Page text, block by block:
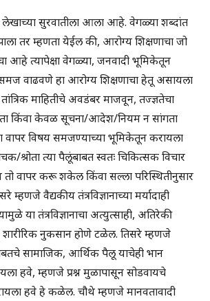
लेखाच्या सुरवातीला आला आहे. वेगळ्या शब्दांत
तर म्हणता येईल की, आरोग्य शिक्षणाचा जो
आहे त्यापेक्षा वेगळ्या, जनवादी भूमिकेतून
समज वाढवणे हा आरोग्य शिक्षणाचा हेतू असायला
माहितीचे अवडंबर माजवून, तज्ज्ञतेचा
किंवा केवळ सूचना/आदेश/नियम न सांगता
वापर विषय समजण्याच्या भूमिकेतून करायला
श्रोता त्या पैलूंबाबत स्वतः चिकित्सक विचार
वापर करू शकेल किंवा सल्ला परिस्थितीनुसार
वैद्यकीय तंत्रविज्ञानाच्या मर्यादाही
या तंत्रविज्ञानाचा अत्युत्साही, अतिरेकी
नुकसान होणे टळेल. तिसरे म्हणजे
सामाजिक, आर्थिक पैलू याचेही भान
हवे, म्हणजे प्रश्न मुळापासून सोडवायचे
हवे हे कळेल. चौथे म्हणजे मानवतावादी